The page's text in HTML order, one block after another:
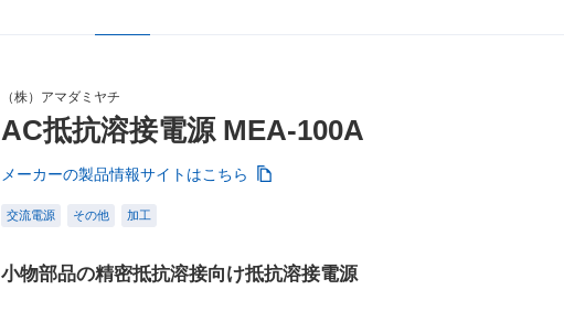
（株）アマダミヤチ
AC抵抗溶接電源 MEA-100A
メーカーの製品情報サイトはこちら
交流電源 その他 加工
小物部品の精密抵抗溶接向け抵抗溶接電源